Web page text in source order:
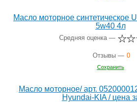
Масло моторное синтетическое
5w40 4л
Средняя оценка —
Отзывы — 0
Сохранить
Масло моторное/ арт.
Hyundai-KIA / цена